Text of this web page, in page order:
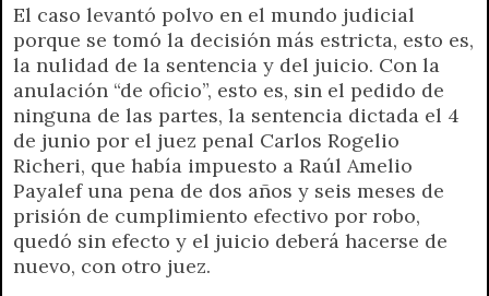
El caso levantó polvo en el mundo judicial
porque se tomó la decisión más estricta, esto es,
la nulidad de la sentencia y del juicio. Con la
anulación “de oficio”, esto es, sin el pedido de
ninguna de las partes, la sentencia dictada el 4
de junio por el juez penal Carlos Rogelio
Richeri, que había impuesto a Raúl Amelio
Payalef una pena de dos años y seis meses de
prisión de cumplimiento efectivo por robo,
quedó sin efecto y el juicio deberá hacerse de
nuevo, con otro juez.